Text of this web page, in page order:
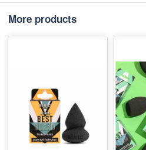
More products